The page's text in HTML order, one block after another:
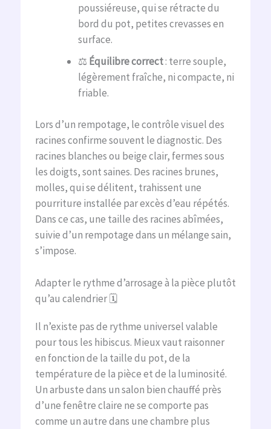
poussiéreuse, qui se rétracte du
bord du pot, petites crevasses en
surface.
⚖️ Équilibre correct: terre souple,
légèrement fraîche, ni compacte, ni
friable.
Lors d’un rempotage, le contrôle visuel des
racines confirme souvent le diagnostic. Des
racines blanches ou beige clair, fermes sous
les doigts, sont saines. Des racines brunes,
molles, qui se délitent, trahissent une
pourriture installée par excès d’eau répétés.
Dans ce cas, une taille des racines abîmées,
suivie d’un rempotage dans un mélange sain,
s’impose.
Adapter le rythme d’arrosage à la pièce plutôt
qu’au calendrier 🗓️
Il n’existe pas de rythme universel valable
pour tous les hibiscus. Mieux vaut raisonner
en fonction de la taille du pot, de la
température de la pièce et de la luminosité.
Un arbuste dans un salon bien chauffé près
d’une fenêtre claire ne se comporte pas
comme un autre dans une chambre plus